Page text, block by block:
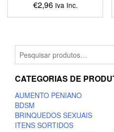
€2,96 Iva Inc.
Pesquisar
por:
CATEGORIAS DE
AUMENTO PENIANO
BDSM
BRINQUEDOS SEXUAIS
ITENS SORTIDOS